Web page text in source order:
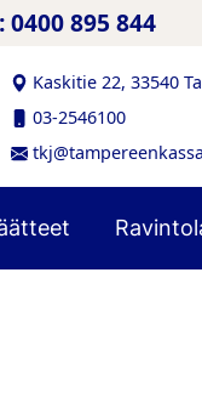
0400 895 844
Kaskitie 22, 33540
03-2546100